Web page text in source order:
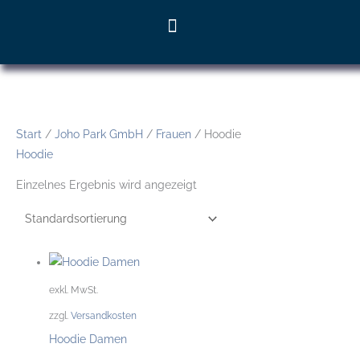
Start / Joho Park GmbH / Frauen / Hoodie
Hoodie
Einzelnes Ergebnis wird angezeigt
exkl. MwSt.
zzgl.Versandkosten
Hoodie Damen
Dieses
mehrere
Varianten